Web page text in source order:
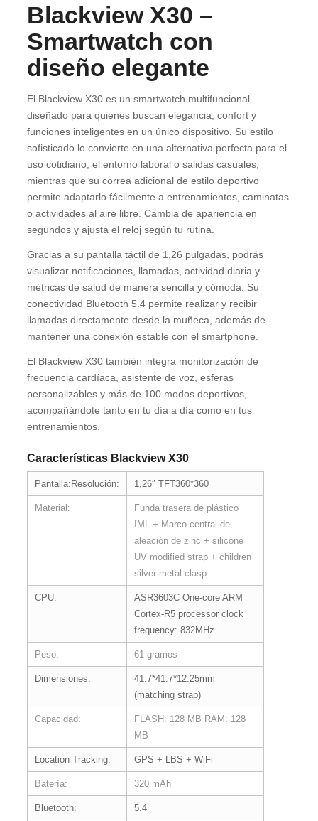
Blackview X30 –
Smartwatch con
diseño elegante
El Blackview X30 es un smartwatch multifuncional
diseñado para quienes buscan elegancia, confort y
funciones inteligentes en un único dispositivo. Su estilo
sofisticado lo convierte en una alternativa perfecta para el
uso cotidiano, el entorno laboral o salidas casuales,
mientras que su correa adicional de estilo deportivo
permite adaptarlo fácilmente a entrenamientos, caminatas
o actividades al aire libre. Cambia de apariencia en
segundos y ajusta el reloj según tu rutina.
Gracias a su pantalla táctil de 1,26 pulgadas, podrás
visualizar notificaciones, llamadas, actividad diaria y
métricas de salud de manera sencilla y cómoda. Su
conectividad Bluetooth 5.4 permite realizar y recibir
llamadas directamente desde la muñeca, además de
mantener una conexión estable con el smartphone.
El Blackview X30 también integra monitorización de
frecuencia cardíaca, asistente de voz, esferas
personalizables y más de 100 modos deportivos,
acompañándote tanto en tu día a día como en tus
entrenamientos.
Características Blackview X30
Pantalla:Resolución: 1,26″ TFT360*360
Material:
Funda trasera de plástico
IML + Marco central de
aleación de zinc + silicone
UV modified strap + children
silver metal clasp
CPU:
ASR3603C One-core ARM
Cortex-R5 processor clock
frequency: 832MHz
Peso: 61 gramos
Dimensiones:
41.7*41.7*12.25mm
(matching strap)
Capacidad:
FLASH: 128 MB RAM: 128
MB
Location Tracking: GPS + LBS + WiFi
Batería: 320 mAh
Bluetooth: 5.4